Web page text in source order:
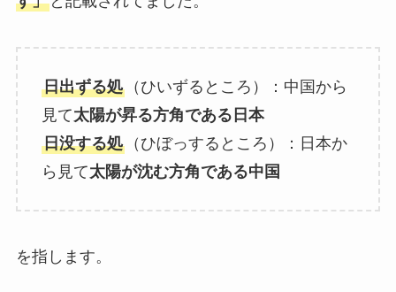
日出ずる処（ひいずるところ）：中国から
見て太陽が昇る方角である日本
日没する処（ひぼっするところ）：日本か
ら見て太陽が沈む方角である中国
を指します。